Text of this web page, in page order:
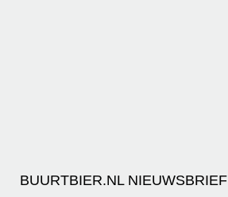
BUURTBIER.NL NIEUWSBRIEF